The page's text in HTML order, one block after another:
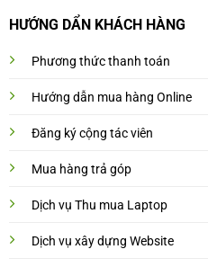
HƯỚNG DẨN KHÁCH HÀNG
Phương thức thanh toán
Hướng dẫn mua hàng Online
Đăng ký cộng tác viên
Mua hàng trả góp
Dịch vụ Thu mua Laptop
Dịch vụ xây dựng Website